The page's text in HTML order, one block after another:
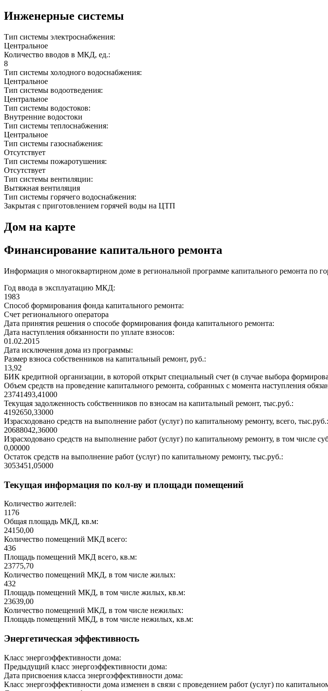
Инженерные системы
Тип системы электроснабжения:
Центральное
Количество вводов в МКД, ед.:
8
Тип системы холодного водоснабжения:
Центральное
Тип системы водоотведения:
Центральное
Тип системы водостоков:
Внутренние водостоки
Тип системы теплоснабжения:
Центральное
Тип системы газоснабжения:
Отсутствует
Тип системы пожаротушения:
Отсутствует
Тип системы вентиляции:
Вытяжная вентиляция
Тип системы горячего водоснабжения:
Закрытая с приготовлением горячей воды на ЦТП
Дом на карте
Финансирование капитального ремонта
Информация о многоквартирном доме в региональной программе капитального ремонта по
Год ввода в эксплуатацию МКД:
1983
Способ формирования фонда капитального ремонта:
Счет регионального оператора
Дата принятия решения о способе формирования фонда капитального ремонта:
Дата наступления обязанности по уплате взносов:
01.02.2015
Дата исключения дома из программы:
Размер взноса собственников на капитальный ремонт, руб.:
13,92
БИК кредитной организации, в которой открыт специальный счет (в случае выбора
Объем средств на проведение капитального ремонта, собранных с момента наступления
23741493,41000
Текущая задолженность собственников по взносам на капитальный ремонт, тыс.руб.:
4192650,33000
Израсходовано средств на выполнение работ (услуг) по капитальному ремонту, всего, тыс.руб.:
20688042,36000
Израсходовано средств на выполнение работ (услуг) по капитальному ремонту, в том числе
0,00000
Остаток средств на выполнение работ (услуг) по капитальному ремонту, тыс.руб.:
3053451,05000
Текущая информация по кол-ву и площади помещений
Количество жителей:
1176
Общая площадь МКД, кв.м:
24150,00
Количество помещений МКД всего:
436
Площадь помещений МКД всего, кв.м:
23775,70
Количество помещений МКД, в том числе жилых:
432
Площадь помещений МКД, в том числе жилых, кв.м:
23639,00
Количество помещений МКД, в том числе нежилых:
Площадь помещений МКД, в том числе нежилых, кв.м:
Энергетическая эффективность
Класс энергоэффективности дома:
Предыдущий класс энергоэффективности дома:
Дата присвоения класса энергоэффективности дома:
Класс энергоэффективности дома изменен в связи с проведением работ (услуг) по